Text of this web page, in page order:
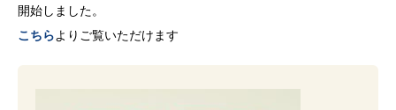
開始しました。
こちらよりご覧いただけます